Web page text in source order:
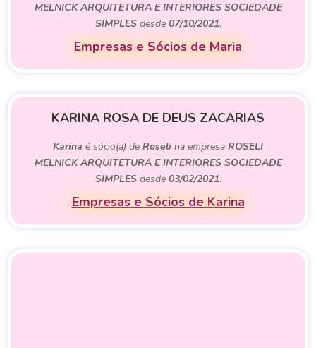
MELNICK ARQUITETURA E INTERIORES SOCIEDADE
SIMPLESdesde 07/10/2021.
Empresas e Sócios de Maria
KARINA ROSA DE DEUS ZACARIAS
Karina é sócio(a) de Roseli na empresa ROSELI
MELNICK ARQUITETURA E INTERIORES SOCIEDADE
SIMPLESdesde 03/02/2021.
Empresas e Sócios de Karina